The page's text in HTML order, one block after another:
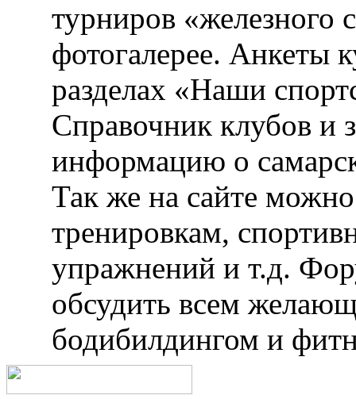
турниров «железного
фотогалерее. Анкеты
разделах «Наши
Справочник клубов и
информацию о
Так же на сайте
тренировкам,
упражнений и т.д.
обсудить всем
бодибилдингом и